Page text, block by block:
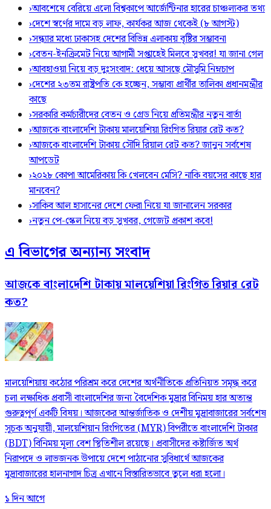
›আবশেষে বেরিয়ে এলো বিশ্বকাপে আর্জেন্টিনার হারের চাঞ্চল্যকর তথ্য
›দেশে স্বর্ণের দামে বড় লাফ, কার্যকর আজ থেকেই (৮ আগস্ট)
›সন্ধ্যার মধ্যে ঢাকাসহ দেশের বিভিন্ন এলাকায় বৃষ্টির সম্ভাবনা
›বেতন-ইনক্রিমেট নিয়ে আগামী সপ্তাহেই মিলবে সুখবর! যা জানা গেল
›আবহাওয়া নিয়ে বড় দুঃসংবাদ: ধেয়ে আসছে মৌসুমি নিম্নচাপ
›দেশের ২৩তম রাষ্ট্রপতি কে হচ্ছেন, সম্ভাব্য প্রার্থীর তালিকা প্রধানমন্ত্রীর
কাছে
›সরকারি কর্মচারীদের বেতন ও গ্রেড নিয়ে প্রতিমন্ত্রীর নতুন বার্তা
›আজকে বাংলাদেশি টাকায় মালয়েশিয়া রিংগিত রিয়ার রেট কত?
›আজকে বাংলাদেশি টাকায় সৌদি রিয়াল রেট কত? জানুন সর্বশেষ
আপডেট
›২০২৮ কোপা আমেরিকায় কি খেলবেন মেসি? নাকি বয়সের কাছে হার
মানবেন?
›সাকিব আল হাসানের দেশে ফেরা নিয়ে যা জানালেন সরকার
›নতুন পে-স্কেল নিয়ে বড় সুখবর, গেজেট প্রকাশ কবে!
এ বিভাগের অন্যান্য সংবাদ
আজকে বাংলাদেশি টাকায় মালয়েশিয়া রিংগিত রিয়ার রেট
কত?
মালয়েশিয়ায় কঠোর পরিশ্রম করে দেশের অর্থনীতিকে প্রতিনিয়ত সমৃদ্ধ করে
চলা লক্ষাধিক প্রবাসী বাংলাদেশির জন্য বৈদেশিক মুদ্রার বিনিময় হার অত্যন্ত
গুরুত্বপূর্ণ একটি বিষয়। আজকের আন্তর্জাতিক ও দেশীয় মুদ্রাবাজারের সর্বশেষ
সূচক অনুযায়ী, মালয়েশিয়ান রিংগিতের (MYR) বিপরীতে বাংলাদেশি টাকার
(BDT) বিনিময় মূল্য বেশ স্থিতিশীল রয়েছে। প্রবাসীদের কষ্টার্জিত অর্থ
নিরাপদে ও লাভজনক উপায়ে দেশে পাঠানোর সুবিধার্থে আজকের
মুদ্রাবাজারের হালনাগাদ চিত্র এখানে বিস্তারিতভাবে তুলে ধরা হলো।
১ দিন আগে